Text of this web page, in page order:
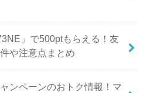
」で500ptもらえる！友
や注意点まとめ
ンペーンのおトク情報！マ